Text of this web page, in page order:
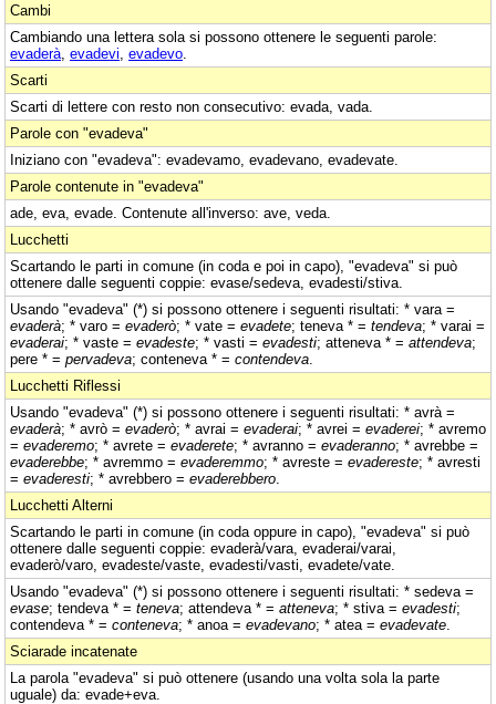
Cambi
Cambiando una lettera sola si possono ottenere le seguenti parole:
evaderà evadevi evadevo
Scarti
Scarti di lettere con resto non consecutivo: evada, vada.
Parole con "evadeva"
Iniziano con "evadeva": evadevamo, evadevano, evadevate.
Parole contenute in "evadeva"
ade, eva, evade. Contenute all'inverso: ave, veda.
Lucchetti
Scartando le parti in comune (in coda e poi in capo), "evadeva" si può
ottenere dalle seguenti coppie: evase/sedeva, evadesti/stiva.
Usando "evadeva" (*) si possono ottenere i seguenti risultati: * vara =
evaderà; * varo = evaderò; * vate = evadete; teneva * = tendeva; * varai =
evaderai; * vaste = evadeste; * vasti = evadesti; atteneva * = attendeva;
pere * = pervadeva; conteneva * = contendeva
Lucchetti Riflessi
Usando "evadeva" (*) si possono ottenere i seguenti risultati: * avrà =
evaderà; * avrò = evaderò; * avrai = evaderai; * avrei = evaderei; * avremo
= evaderemo; * avrete = evaderete; * avranno = evaderanno; * avrebbe =
evaderebbe; * avremmo = evaderemmo; * avreste = evadereste; * avresti
= evaderesti; * avrebbero = evaderebbero
Lucchetti Alterni
Scartando le parti in comune (in coda oppure in capo), "evadeva" si può
ottenere dalle seguenti coppie: evaderà/vara, evaderai/varai,
evaderò/varo, evadeste/vaste, evadesti/vasti, evadete/vate.
Usando "evadeva" (*) si possono ottenere i seguenti risultati: * sedeva =
evase; tendeva * = teneva; attendeva * = atteneva; * stiva = evadesti;
contendeva * = conteneva; * anoa = evadevano; * atea = evadevate
Sciarade incatenate
La parola "evadeva" si può ottenere (usando una volta sola la parte
uguale) da: evade+eva.